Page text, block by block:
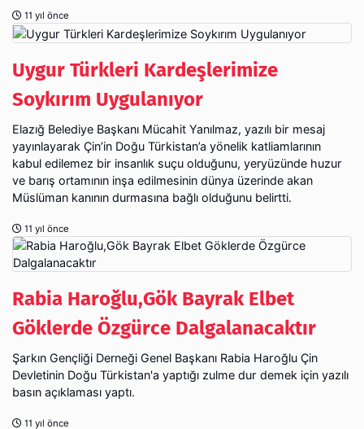
11 yıl önce
Uygur Türkleri Kardeşlerimize
Soykırım Uygulanıyor
Elazığ Belediye Başkanı Mücahit Yanılmaz, yazılı bir mesaj
yayınlayarak Çin’in Doğu Türkistan’a yönelik katliamlarının
kabul edilemez bir insanlık suçu olduğunu, yeryüzünde huzur
ve barış ortamının inşa edilmesinin dünya üzerinde akan
Müslüman kanının durmasına bağlı olduğunu belirtti.
11 yıl önce
Rabia Haroğlu,Gök Bayrak Elbet
Göklerde Özgürce Dalgalanacaktır
Şarkın Gençliği Derneği Genel Başkanı Rabia Haroğlu Çin
Devletinin Doğu Türkistan'a yaptığı zulme dur demek için yazılı
basın açıklaması yaptı.
11 yıl önce